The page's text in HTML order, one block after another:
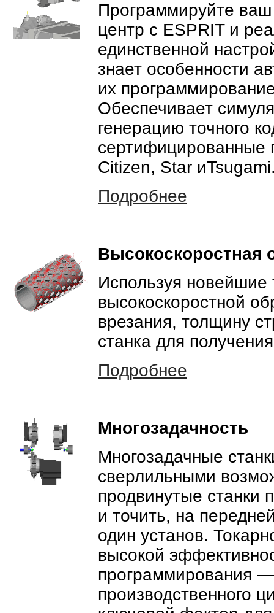
Программируйте
центр с ESPRIT и
единственной
знает особенности
их
Обеспечивает
генерацию точного
сертифицированные
Citizen, Star
Подробнее
Высокоскоростная
Используя новейшие
высокоскоростной
врезания, толщину
станка для
Подробнее
Многозадачность
Многозадачные
сверлильными
продвинутые станки
и точить, на
один установ.
высокой
программирования
производственного